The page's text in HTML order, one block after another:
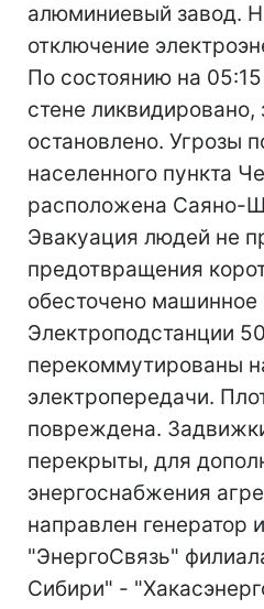
алюминиевый завод.
отключение
По состоянию на
стене ликвидировано,
остановлено. Угрозы
населенного пункта
расположена Саяно-
Эвакуация людей не
предотвращения
обесточено машинное
Электроподстанции
перекоммутированы
электропередачи.
повреждена.
перекрыты, для
энергоснабжения
направлен генератор
"ЭнергоСвязь"
Сибири" -